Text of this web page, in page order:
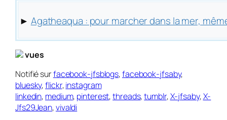
► Agatheaqua : pour marcher dans la mer,
vues
Notifié surfacebook-jfsblogs,facebook-jfsaby,
bluesky,flickr,instagram
linkedin, medium, pinterest,threads,tumblr,X-jfsaby,X-
Jfs29Jean,vivaldi